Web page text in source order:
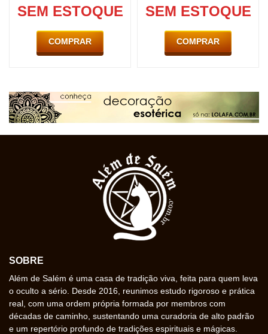
SEM ESTOQUE
COMPRAR
SEM ESTOQUE
COMPRAR
SOBRE
Além de Salém é uma casa de tradição viva, feita para quem leva
o oculto a sério. Desde 2016, reunimos estudo rigoroso e prática
real, com uma ordem própria formada por membros com
décadas de caminho, sustentando uma curadoria de alto padrão
e um repertório profundo de tradições espirituais e mágicas.